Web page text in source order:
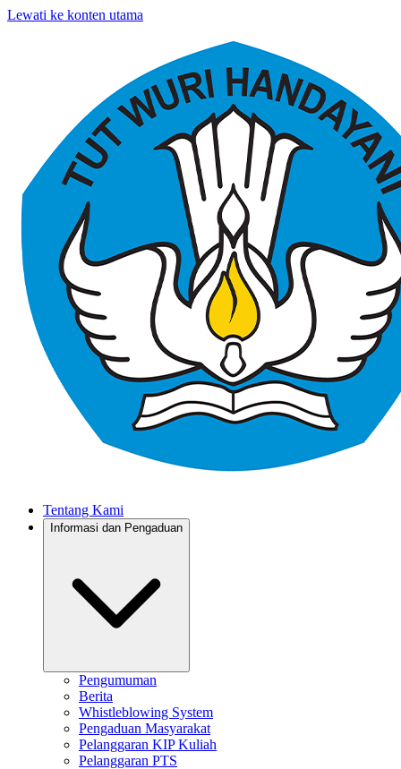
Lewati ke konten utama
Tentang Kami
Informasi dan Pengaduan
Pengumuman
Berita
Whistleblowing System
Pengaduan Masyarakat
Pelanggaran KIP Kuliah
Pelanggaran PTS